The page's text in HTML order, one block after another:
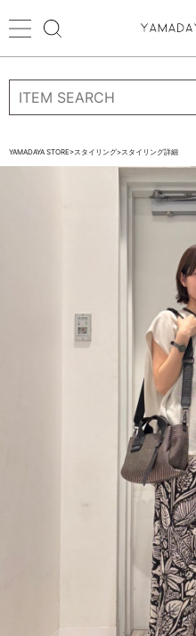
ログイン
STORE BRAND・LABELから
ブランド一覧
YAMADAYA STORE>スタイリング>スタイリング詳細
ロ